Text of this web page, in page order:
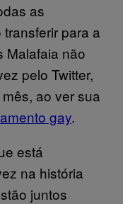
as
para a
Malafaia não
pelo Twitter,
ao ver sua
gay.
está
na história
juntos